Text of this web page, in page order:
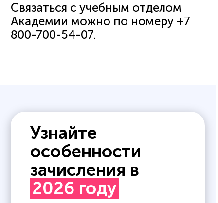
Связаться с учебным отделом
Академии можно по номеру +7
800-700-54-07.
Узнайте
особенности
зачисления в
2026 году